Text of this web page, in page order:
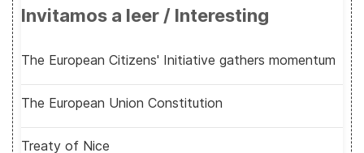
Invitamos a leer / Interesting
The European Citizens' Initiative gathers momentum
The European Union Constitution
Treaty of Nice